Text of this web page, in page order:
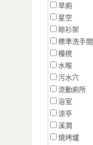
旱廁
星空
晾衫架
標準洗手間
檯櫈
水喉
污水穴
流動廁所
浴室
涼亭
溪澗
燒烤爐